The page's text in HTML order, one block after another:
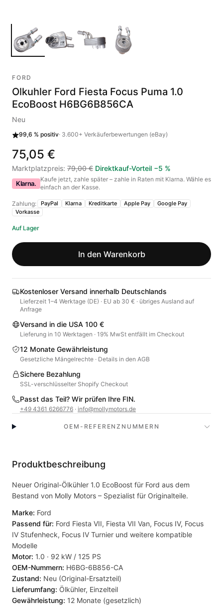
FORD
Olkuhler Ford Fiesta Focus Puma 1.0
EcoBoost H6BG6B856CA
Neu
99,6 % positiv· 3.600+ Verkäuferbewertungen (eBay)
75,05 €
Marktplatzpreis: 79,00 € Direktkauf-Vorteil −5 %
Klarna. Kaufe jetzt, zahle später – zahle in Raten mit Klarna. Wähle es
einfach an der Kasse.
Zahlung: PayPal Klarna Kreditkarte Apple Pay
Google Pay
Vorkasse
Auf Lager
In den Warenkorb
Kostenloser Versand innerhalb Deutschlands
Lieferzeit 1–4 Werktage (DE) · EU ab 30 € · übriges Ausland auf
Anfrage
Versand in die USA 100 €
Lieferung in 10 Werktagen · 19% MwSt entfällt im Checkout
12 Monate Gewährleistung
Gesetzliche Mängelrechte · Details in den AGB
Sichere Bezahlung
SSL-verschlüsselter Shopify Checkout
Passt das Teil? Wir prüfen Ihre FIN.
+49 4361 6266776 · info@mollymotors.de
OEM-REFERENZNUMMERN
Produktbeschreibung
Neuer Original-Ölkühler 1.0 EcoBoost für Ford aus dem
Bestand von Molly Motors – Spezialist für Originalteile.
Marke: Ford
Passend für: Ford Fiesta VII, Fiesta VII Van, Focus IV, Focus
IV Stufenheck, Focus IV Turnier und weitere kompatible
Modelle
Motor: 1.0 · 92 kW / 125 PS
OEM-Nummern: H6BG-6B856-CA
Zustand: Neu (Original-Ersatzteil)
Lieferumfang: Ölkühler, Einzelteil
Gewährleistung: 12 Monate (gesetzlich)